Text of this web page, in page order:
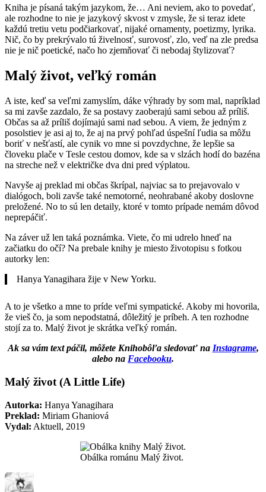
Kniha je písaná takým jazykom, že… Ani neviem, ako to povedať,
ale rozhodne to nie je jazykový skvost v zmysle, že si teraz idete
každú tretiu vetu podčiarkovať, nijaké ornamenty, poetizmy, lyrika.
Nič, čo by prekrývalo tú živelnosť, surovosť, zlo, veď na zle predsa
nie je nič poetické, načo ho zjemňovať či nebodaj štylizovať?
Malý život, veľký román
A iste, keď sa veľmi zamyslím, dáke výhrady by som mal, napríklad
sa mi zavše zazdalo, že sa postavy zaoberajú sami sebou až príliš.
Občas sa až príliš dojímajú sami nad sebou. A viem, že jedným z
posolstiev je asi aj to, že aj na prvý pohľad úspešní ľudia sa môžu
boriť v nešťastí, ale cynik vo mne si povzdychne, že lepšie sa
človeku plače v Tesle cestou domov, kde sa v slzách hodí do bazéna
na streche než v električke dva dni pred výplatou.
Navyše aj preklad mi občas škrípal, najviac sa to prejavovalo v
dialógoch, boli zavše také nemotorné, neohrabané akoby doslovne
preložené. No to sú len detaily, ktoré v tomto prípade nemám dôvod
neprepáčiť.
Na záver už len taká poznámka. Viete, čo mi udrelo hneď na
začiatku do očí? Na prebale knihy je miesto životopisu s fotkou
autorky len:
Hanya Yanagihara žije v New Yorku.
A to je všetko a mne to príde veľmi sympatické. Akoby mi hovorila,
že vieš čo, ja som nepodstatná, dôležitý je príbeh. A ten rozhodne
stojí za to. Malý život je skrátka veľký román.
Ak sa vám text páčil, môžete Knihobôľa sledovať na Instagrame,
alebo na Facebooku.
Malý život (A Little Life)
Autorka: Hanya Yanagihara
Preklad: Miriam Ghaniová
Vydal: Aktuell, 2019
Obálka románu Malý život.
Autor